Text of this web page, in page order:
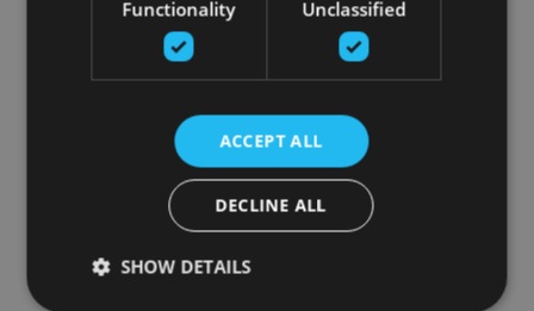
Functionality Unclassified
ACCEPT ALL
DECLINE ALL
SHOW DETAILS